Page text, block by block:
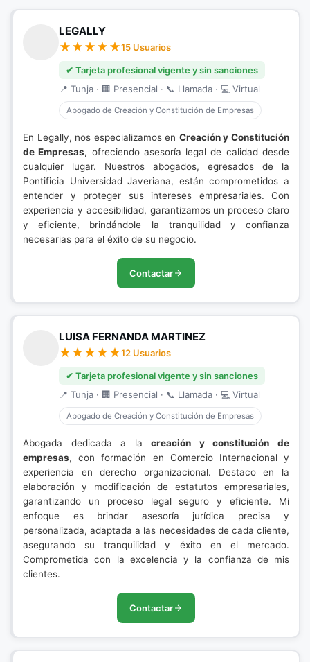
LEGALLY
15 Usuarios
✔ Tarjeta profesional vigente y sin sanciones
📍 Tunja · 🏢 Presencial · 📞 Llamada · 💻 Virtual
Abogado de Creación y Constitución de Empresas
En Legally, nos especializamos en Creación y Constitución
de Empresas, ofreciendo asesoría legal de calidad desde
cualquier lugar. Nuestros abogados, egresados de la
Pontificia Universidad Javeriana, están comprometidos a
entender y proteger sus intereses empresariales. Con
experiencia y accesibilidad, garantizamos un proceso claro
y eficiente, brindándole la tranquilidad y confianza
necesarias para el éxito de su negocio.
Contactar
LUISA FERNANDA MARTINEZ
12 Usuarios
✔ Tarjeta profesional vigente y sin sanciones
📍 Tunja · 🏢 Presencial · 📞 Llamada · 💻 Virtual
Abogado de Creación y Constitución de Empresas
Abogada dedicada a lacreación y constitución de
empresas, con formación en Comercio Internacional y
experiencia en derecho organizacional. Destaco en la
elaboración y modificación de estatutos empresariales,
garantizando un proceso legal seguro y eficiente. Mi
enfoque es brindar asesoría jurídica precisa y
personalizada, adaptada a las necesidades de cada cliente,
asegurando su tranquilidad y éxito en el mercado.
Comprometida con la excelencia y la confianza de mis
clientes.
Contactar